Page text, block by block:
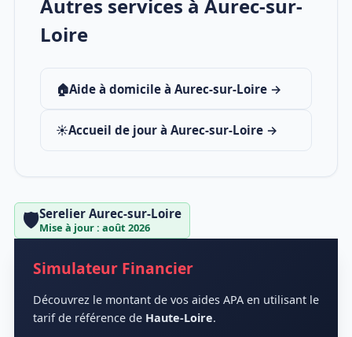
Autres services à Aurec-sur-
Loire
🏠Aide à domicile à Aurec-sur-Loire →
☀️Accueil de jour à Aurec-sur-Loire →
🛡️Serelier Aurec-sur-Loire
Mise à jour : août 2026
Simulateur Financier
Découvrez le montant de vos aides APA en utilisant le
tarif de référence de Haute-Loire.